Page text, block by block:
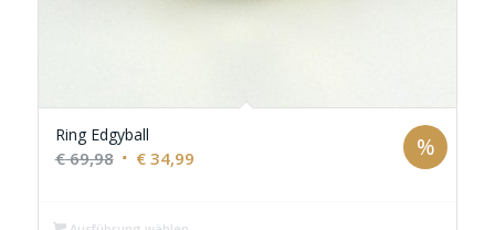
Ring Edgyball
€69,98 Ursprünglicher
€34,99Aktueller
%